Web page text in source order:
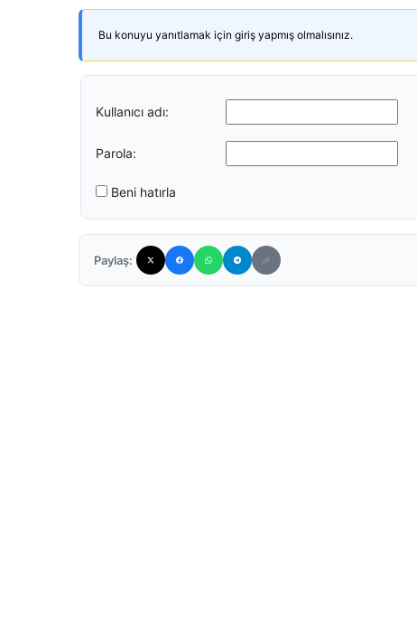
Bu konuyu yanıtlamak için giriş yapmış olmalısınız.
Kullanıcı adı:
Parola:
Beni hatırla
Paylaş: